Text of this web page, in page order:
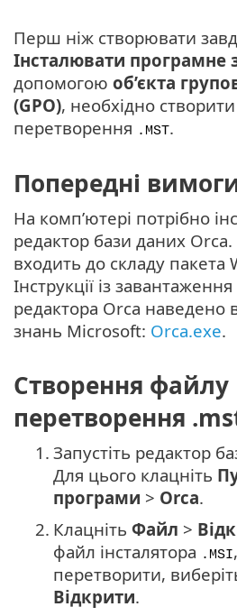
Перш ніж створювати
Інсталювати програмне
допомогою об’єкта
(GPO), необхідно
перетворення .MST.
Попередні
На комп’ютері потрібно
редактор бази даних
входить до складу пакета
Інструкції із завантаження
редактора Orca наведено в
знань Microsoft: Orca.exe.
Створення файлу
перетворення
1. Запустіть редактор
Для цього клацніть
програми > Orca.
2. Клацніть Файл >
файл інсталятора .MSI
перетворити,
Відкрити.